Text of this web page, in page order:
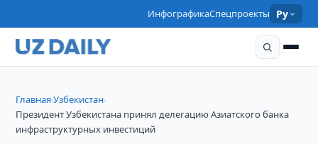
ИнфографикаСпецпроекты Ру
Главная›Узбекистан›
Президент Узбекистана принял делегацию Азиатского банка
инфраструктурных инвестиций